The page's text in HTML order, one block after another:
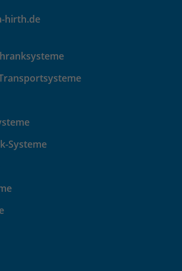
hirth.de
Systeme
Matomo
Session Daten zu speichern
_pk_hsr
Session Daten zu speichern